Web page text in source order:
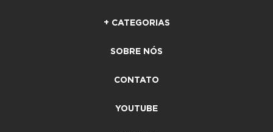
+ CATEGORIAS
SOBRE NÓS
CONTATO
YOUTUBE